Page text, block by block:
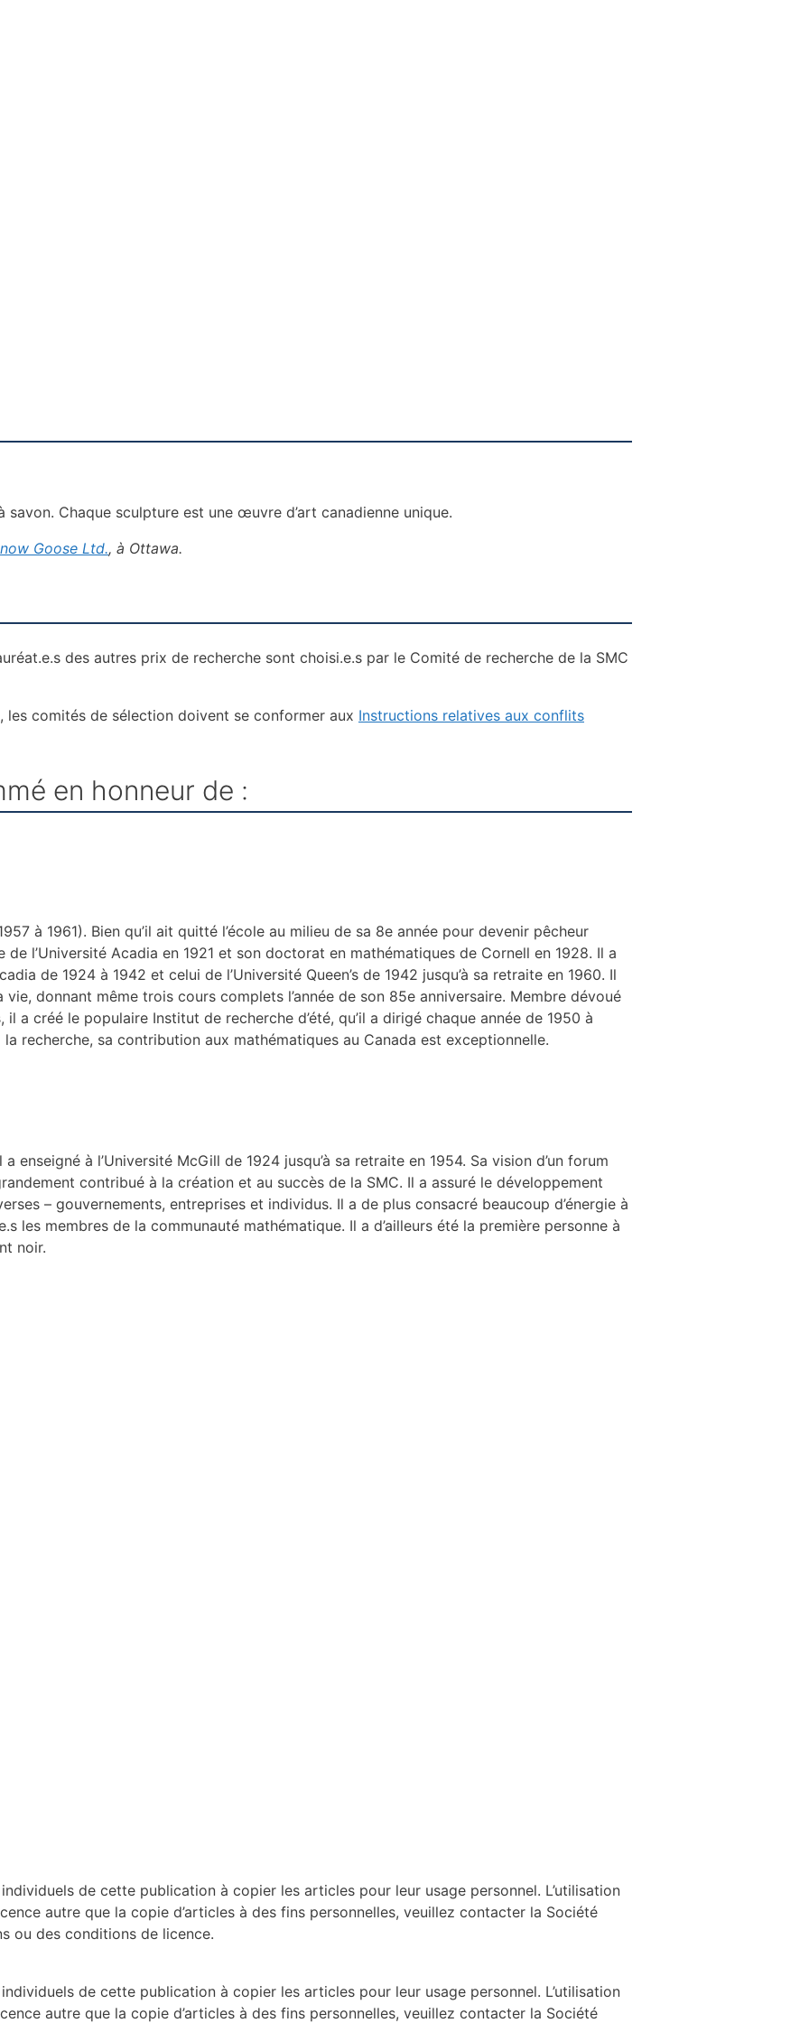
Chaque sculpture est une œuvre d’art canadienne unique.
Goose Ltd., à Ottawa.
des autres prix de recherche sont choisi.e.s par le Comité de recherche de la SMC
comités de sélection doivent se conformer aux Instructions relatives aux conflits
en honneur de :
à 1961). Bien qu’il ait quitté l’école au milieu de sa 8e année pour devenir pêcheur
l’Université Acadia en 1921 et son doctorat en mathématiques de Cornell en 1928. Il a
de 1924 à 1942 et celui de l’Université Queen’s de 1942 jusqu’à sa retraite en 1960. Il
donnant même trois cours complets l’année de son 85e anniversaire. Membre dévoué
a créé le populaire Institut de recherche d’été, qu’il a dirigé chaque année de 1950 à
recherche, sa contribution aux mathématiques au Canada est exceptionnelle.
à l’Université McGill de 1924 jusqu’à sa retraite en 1954. Sa vision d’un forum
contribué à la création et au succès de la SMC. Il a assuré le développement
– gouvernements, entreprises et individus. Il a de plus consacré beaucoup d’énergie à
les membres de la communauté mathématique. Il a d’ailleurs été la première personne à
noir.
de cette publication à copier les articles pour leur usage personnel. L’utilisation
autre que la copie d’articles à des fins personnelles, veuillez contacter la Société
ou des conditions de licence.
de cette publication à copier les articles pour leur usage personnel. L’utilisation
autre que la copie d’articles à des fins personnelles, veuillez contacter la Société